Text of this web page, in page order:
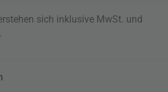
sich inklusive MwSt. und